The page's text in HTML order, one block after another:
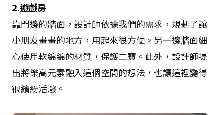
2.遊戲房
靠門邊的牆面，設計師依據我們的需求，規劃了讓
小朋友畫畫的地方，用起來很方便。另一邊牆面細
心使用軟綿綿的材質，保護二寶。此外，設計師提
出將樂高元素融入這個空間的想法，也讓這裡變得
很繽紛活潑。